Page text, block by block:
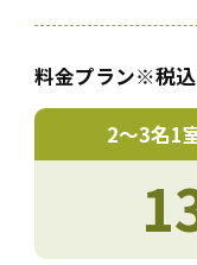
料金プラン※税込
2〜3名1